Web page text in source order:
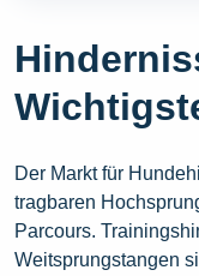
Der Markt für
tragbaren
Parcours.
Weitsprungstangen